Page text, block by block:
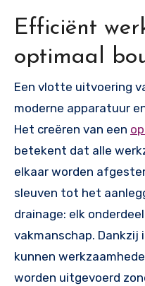
Efficiënt
optimaal
Een vlotte uitvoering
moderne apparatuur
Het creëren van een
betekent dat alle
elkaar worden
sleuven tot het
drainage: elk
vakmanschap.
kunnen
worden uitgevoerd